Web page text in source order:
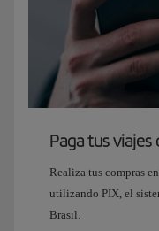
Paga tus
Realiza tus compras
utilizando PIX, el
Brasil.